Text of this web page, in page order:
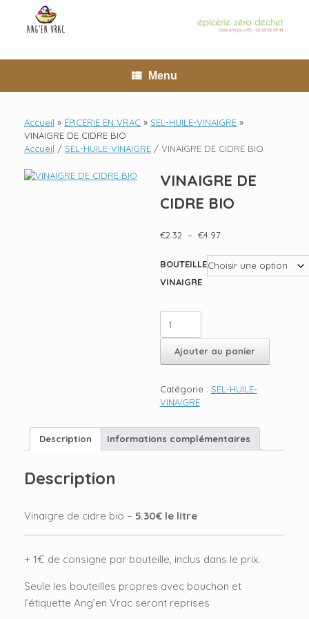
content
Menu
Accueil » ÉPICERIE EN VRAC » SEL-HUILE-VINAIGRE »
VINAIGRE DE CIDRE BIO
Accueil / SEL-HUILE-VINAIGRE / VINAIGRE DE CIDRE BIO
VINAIGRE DE
CIDRE BIO
€2.32 – €4.97Plage
prix :
€2.32
BOUTEILLE
VINAIGRE
VINAIGRE
Ajouter au panier
Catégorie : SEL-HUILE-
VINAIGRE
Description Informations complémentaires
Description
Vinaigre de cidre bio – 5.30€ le litre
+ 1€ de consigne par bouteille, inclus dans le prix.
Seule les bouteilles propres avec bouchon et
l’étiquette Ang’en Vrac seront reprises